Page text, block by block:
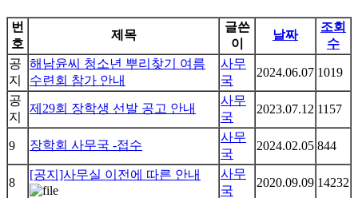
번
호
제목
글쓴
이
날짜
조회
수
공
지
해남윤씨 청소년 뿌리찾기 여름
수련회 참가 안내
사무
국
2024.06.07 1019
공
지
제29회 장학생 선발 공고 안내
사무
국
2023.07.12 1157
9 장학회 사무국 -접수
사무
국
2024.02.05 844
8
[공지]사무실 이전에 따른 안내
사무
국
2020.09.09 14232